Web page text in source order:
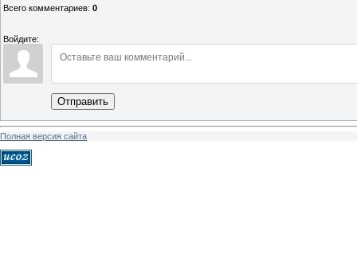
Всего комментариев: 0
Войдите:
Отправить
Полная версия сайта